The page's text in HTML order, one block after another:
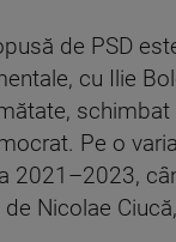
de PSD
cu Ilie
schimbat
Pe o
2021–2023,
Nicolae